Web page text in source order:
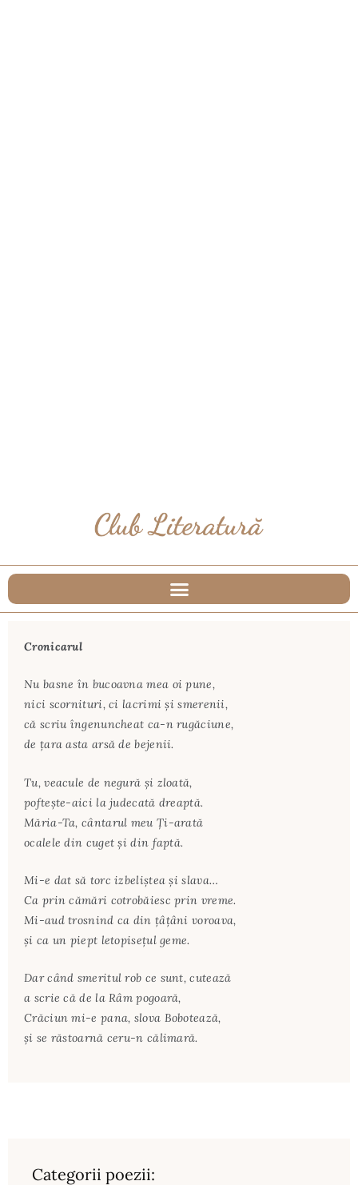
Cronicarul
Nu basne în bucoavna mea oi pune,
nici scornituri, ci lacrimi și smerenii,
că scriu îngenuncheat ca-n rugăciune,
de țara asta arsă de bejenii.
Tu, veacule de negură și zloată,
poftește-aici la judecată dreaptă.
Măria-Ta, cântarul meu Ți-arată
ocalele din cuget și din faptă.
Mi-e dat să torc izbeliștea și slava…
Ca prin cămări cotrobăiesc prin vreme.
Mi-aud trosnind ca din țâțâni voroava,
și ca un piept letopisețul geme.
Dar când smeritul rob ce sunt, cutează
a scrie că de la Râm pogoară,
Crăciun mi-e pana, slova Bobotează,
și se răstoarnă ceru-n călimară.
Categorii poezii: